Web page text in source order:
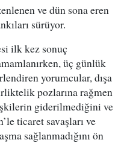
ve dün sona eren
sürüyor.
ilk kez sonuç
üç günlük
yorumcular, dışa
pozlarına rağmen
giderilmediğini ve
ticaret savaşları ve
sağlanmadığını ön